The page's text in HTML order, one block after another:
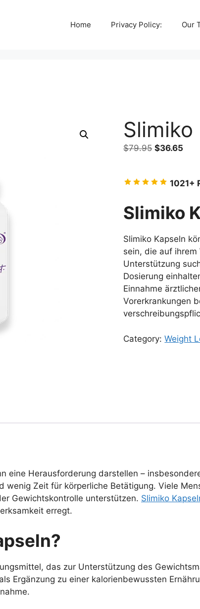
Home Privacy Policy: Our
Slimiko
$79.95 Original
$79.95.
$36.65
1021+
Slimiko
Slimiko Kapseln
sein, die auf
Unterstützung
Dosierung
Einnahme
Vorerkrankungen
Category:Weight
eine Herausforderung darstellen –
wenig Zeit für körperliche Betätigung. Viele
Gewichtskontrolle unterstützen. Slimiko
erregt.
das zur Unterstützung des
Ergänzung zu einer kalorienbewussten